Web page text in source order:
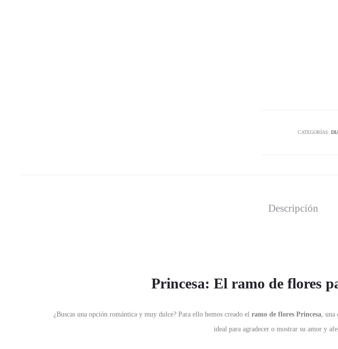
CATEGORÍAS:
Descripción
Princesa: El ramo de flores
¿Buscas una opción romántica y muy dulce? Para ello hemos creado el ramo de flores Princesa ,
ideal para agradecer o mostrar su amor y